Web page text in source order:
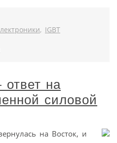
, IGBT
на
силовой
на Восток, и